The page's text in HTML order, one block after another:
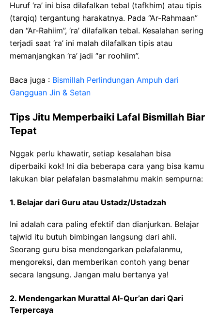
Huruf ‘ra’ ini bisa dilafalkan tebal (tafkhim) atau tipis
(tarqiq) tergantung harakatnya. Pada “Ar-Rahmaan”
dan “Ar-Rahiim”, ‘ra’ dilafalkan tebal. Kesalahan sering
terjadi saat ‘ra’ ini malah dilafalkan tipis atau
memanjangkan ‘ra’ jadi “ar roohiim”.
Baca juga : Bismillah Perlindungan Ampuh dari
Gangguan Jin & Setan
Tips Jitu Memperbaiki Lafal Bismillah Biar
Tepat
Nggak perlu khawatir, setiap kesalahan bisa
diperbaiki kok! Ini dia beberapa cara yang bisa kamu
lakukan biar pelafalan basmalahmu makin sempurna:
1. Belajar dari Guru atau Ustadz/Ustadzah
Ini adalah cara paling efektif dan dianjurkan. Belajar
tajwid itu butuh bimbingan langsung dari ahli.
Seorang guru bisa mendengarkan pelafalanmu,
mengoreksi, dan memberikan contoh yang benar
secara langsung. Jangan malu bertanya ya!
2. Mendengarkan Murattal Al-Qur’an dari Qari
Terpercaya